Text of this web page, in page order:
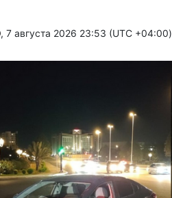
, 7 августа 2026 23:53 (UTC +04:00)